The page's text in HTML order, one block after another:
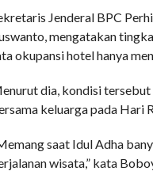
Jenderal BPC
mengatakan
okupansi hotel hanya
dia, kondisi
keluarga pada Hari
saat Idul Adha
wisata,” kata